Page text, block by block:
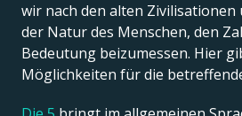
wir nach den alten Zivilisationen
der Natur des Menschen, den
Bedeutung beizumessen. Hier
Möglichkeiten für die betreffende